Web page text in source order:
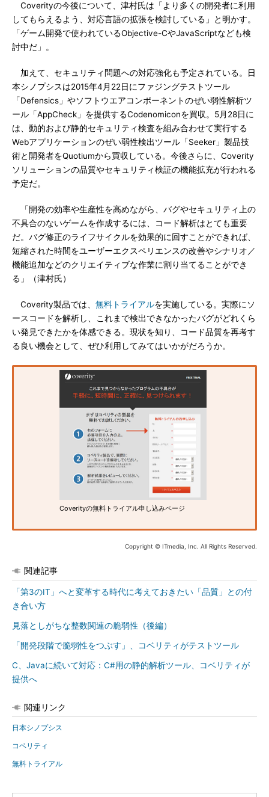
Coverityの今後について、津村氏は「より多くの開発者に利用
してもらえるよう、対応言語の拡張を検討している」と明かす。
「ゲーム開発で使われているObjective-CやJavaScriptなども検
討中だ」。
加えて、セキュリティ問題への対応強化も予定されている。日
本シノプシスは2015年4月22日にファジングテストツール
「Defensics」やソフトウエアコンポーネントのぜい弱性解析ツ
ール「AppCheck」を提供するCodenomiconを買収。5月28日に
は、動的および静的セキュリティ検査を組み合わせて実行する
Webアプリケーションのぜい弱性検出ツール「Seeker」製品技
術と開発者をQuotiumから買収している。今後さらに、Coverity
ソリューションの品質やセキュリティ検証の機能拡充が行われる
予定だ。
「開発の効率や生産性を高めながら、バグやセキュリティ上の
不具合のないゲームを作成するには、コード解析はとても重要
だ。バグ修正のライフサイクルを効果的に回すことができれば、
短縮された時間をユーザーエクスペリエンスの改善やシナリオ／
機能追加などのクリエイティブな作業に割り当てることができ
る」（津村氏）
Coverity製品では、 無料トライアルを実施している。実際にソ
ースコードを解析し、これまで検出できなかったバグがどれくら
い発見できたかを体感できる。現状を知り、コード品質を再考す
る良い機会として、ぜひ利用してみてはいかがだろうか。
Coverityの無料トライアル申し込みページ
Copyright © ITmedia, Inc. All Rights Reserved.
関連記事
「第3のIT」へと変革する時代に考えておきたい「品質」との付
き合い方
見落としがちな整数関連の脆弱性（後編）
「開発段階で脆弱性をつぶす」、コベリティがテストツール
C、Javaに続いて対応：C#用の静的解析ツール、コベリティが
提供へ
関連リンク
日本シノプシス
コベリティ
無料トライアル